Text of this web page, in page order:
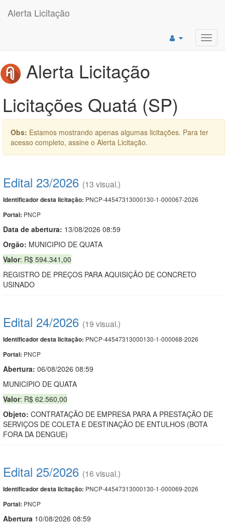
Alerta Licitação
Alerta Licitação
Licitações Quatá (SP)
Obs: Estamos mostrando apenas algumas licitações. Para ter
acesso completo, assine o Alerta Licitação.
Edital 23/2026 (13 visual.)
Identificador desta licitação: PNCP-44547313000130-1-000067-2026
Portal: PNCP
Data de abertura: 13/08/2026 08:59
Orgão: MUNICIPIO DE QUATA
Valor: R$ 594.341,00
REGISTRO DE PREÇOS PARA AQUISIÇÃO DE CONCRETO
USINADO
Edital 24/2026 (19 visual.)
Identificador desta licitação: PNCP-44547313000130-1-000068-2026
Portal: PNCP
Abertura: 06/08/2026 08:59
MUNICIPIO DE QUATA
Valor: R$ 62.560,00
Objeto: CONTRATAÇÃO DE EMPRESA PARA A PRESTAÇÃO DE
SERVIÇOS DE COLETA E DESTINAÇÃO DE ENTULHOS (BOTA
FORA DA DENGUE)
Edital 25/2026 (16 visual.)
Identificador desta licitação: PNCP-44547313000130-1-000069-2026
Portal: PNCP
Abertura 10/08/2026 08:59